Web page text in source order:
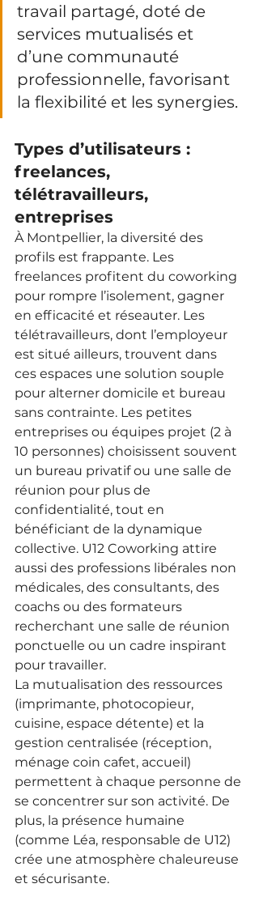
travail partagé, doté de
services mutualisés et
d’une communauté
professionnelle, favorisant
la flexibilité et les synergies.
Types d’utilisateurs :
freelances,
télétravailleurs,
entreprises
À Montpellier, la diversité des
profils est frappante. Les
freelances profitent du coworking
pour rompre l’isolement, gagner
en efficacité et réseauter. Les
télétravailleurs, dont l’employeur
est situé ailleurs, trouvent dans
ces espaces une solution souple
pour alterner domicile et bureau
sans contrainte. Les petites
entreprises ou équipes projet (2 à
10 personnes) choisissent souvent
un bureau privatif ou une salle de
réunion pour plus de
confidentialité, tout en
bénéficiant de la dynamique
collective. U12 Coworking attire
aussi des professions libérales non
médicales, des consultants, des
coachs ou des formateurs
recherchant une salle de réunion
ponctuelle ou un cadre inspirant
pour travailler.
La mutualisation des ressources
(imprimante, photocopieur,
cuisine, espace détente) et la
gestion centralisée (réception,
ménage coin cafet, accueil)
permettent à chaque personne de
se concentrer sur son activité. De
plus, la présence humaine
(comme Léa, responsable de U12)
crée une atmosphère chaleureuse
et sécurisante.